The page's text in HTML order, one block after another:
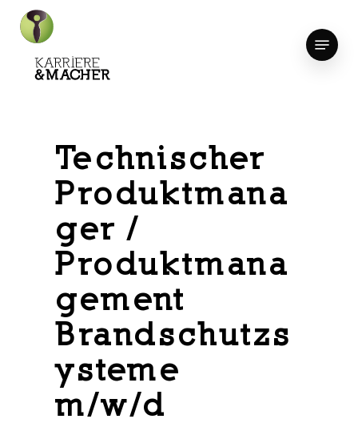
Skip
content
Menu
Technischer
Produktmana
ger /
Produktmana
gement
Brandschutzs
ysteme
m/w/d
Close